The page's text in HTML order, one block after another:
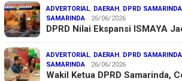
ADVERTORIAL DAERAH DPRD SAMARINDA
SAMARINDA
26/06/2026
DPRD Nilai Ekspansi ISMAYA
ADVERTORIAL DAERAH DPRD SAMARINDA
SAMARINDA
26/06/2026
Wakil Ketua DPRD Samarinda,